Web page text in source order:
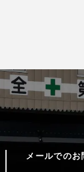
メールでのお